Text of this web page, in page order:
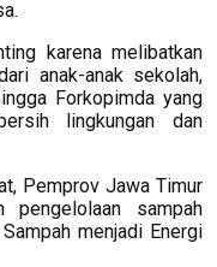
karena melibatkan
anak-anak sekolah,
Forkopimda yang
lingkungan dan
Pemprov Jawa Timur
pengelolaan sampah
menjadi Energi